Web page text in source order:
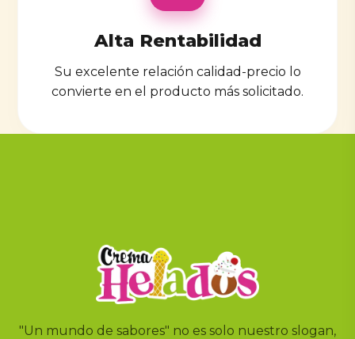
Alta Rentabilidad
Su excelente relación calidad-precio lo
convierte en el producto más solicitado.
"Un mundo de sabores" no es solo nuestro slogan,